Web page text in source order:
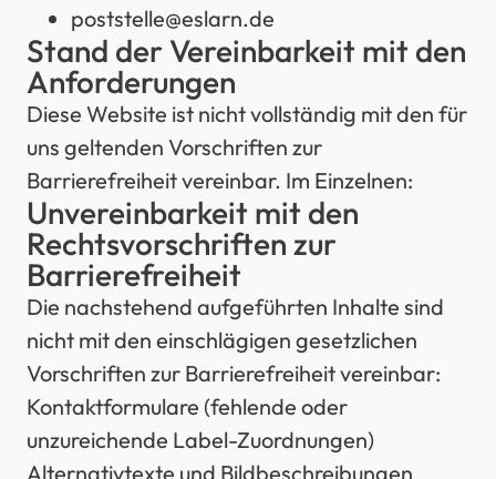
poststelle@eslarn.de
Stand der Vereinbarkeit mit den
Anforderungen
Diese Website ist nicht vollständig mit den für
uns geltenden Vorschriften zur
Barrierefreiheit vereinbar. Im Einzelnen:
Unvereinbarkeit mit den
Rechtsvorschriften zur
Barrierefreiheit
Die nachstehend aufgeführten Inhalte sind
nicht mit den einschlägigen gesetzlichen
Vorschriften zur Barrierefreiheit vereinbar:
Kontaktformulare (fehlende oder
unzureichende Label-Zuordnungen)
Alternativtexte und Bildbeschreibungen